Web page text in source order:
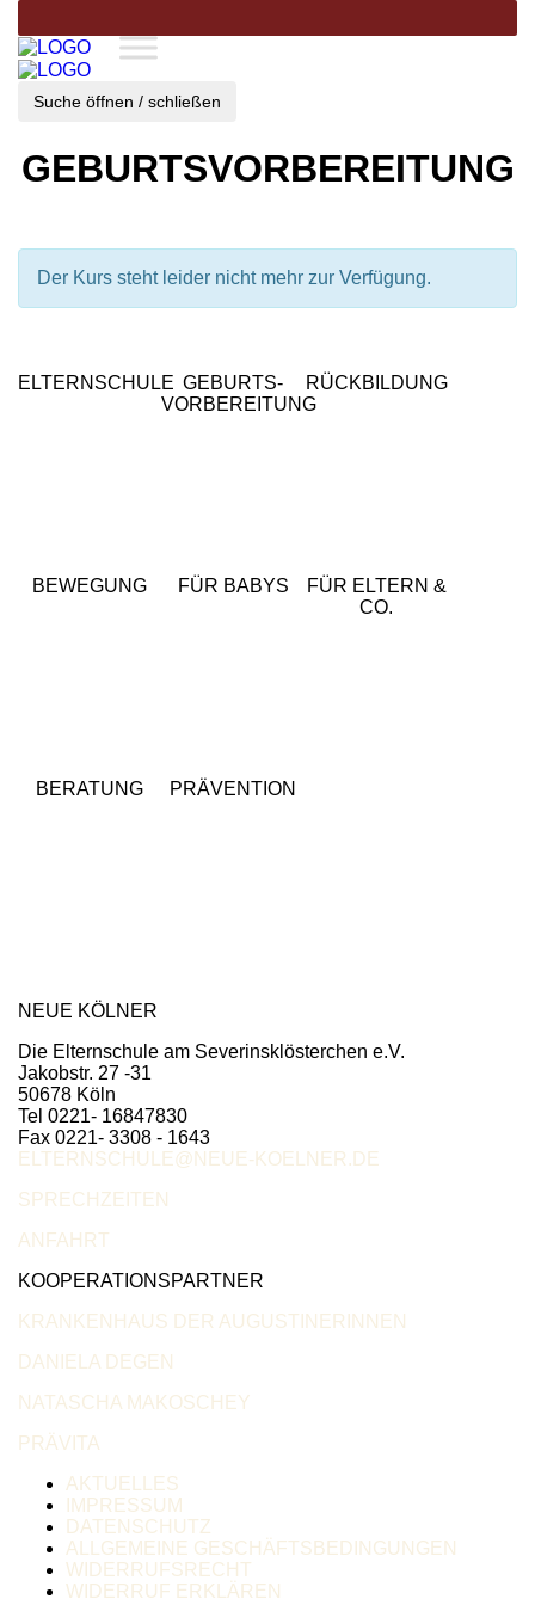
Suche öffnen / schließen
GEBURTSVORBEREITUNG
Der Kurs steht leider nicht mehr zur Verfügung.
ELTERNSCHULE GEBURTS-
VORBEREITUNG
RÜCKBILDUNG
BEWEGUNG FÜR BABYS
FÜR ELTERN &
CO.
BERATUNG PRÄVENTION
NEUE KÖLNER
Die Elternschule am Severinsklösterchen e.V.
Jakobstr. 27 -31
50678 Köln
Tel 0221- 16847830
Fax 0221- 3308 - 1643
ELTERNSCHULE@NEUE-KOELNER.DE
SPRECHZEITEN
ANFAHRT
KOOPERATIONSPARTNER
KRANKENHAUS DER AUGUSTINERINNEN
DANIELA DEGEN
NATASCHA MAKOSCHEY
PRÄVITA
AKTUELLES
IMPRESSUM
DATENSCHUTZ
ALLGEMEINE GESCHÄFTSBEDINGUNGEN
WIDERRUFSRECHT
WIDERRUF ERKLÄREN